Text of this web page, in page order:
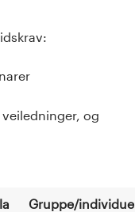
og
Gruppe/